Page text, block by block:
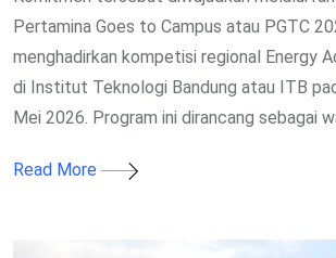
Pertamina Goes to Campus atau PGTC
menghadirkan kompetisi regional Energy
di Institut Teknologi Bandung atau ITB
Mei 2026. Program ini dirancang sebagai
Read More